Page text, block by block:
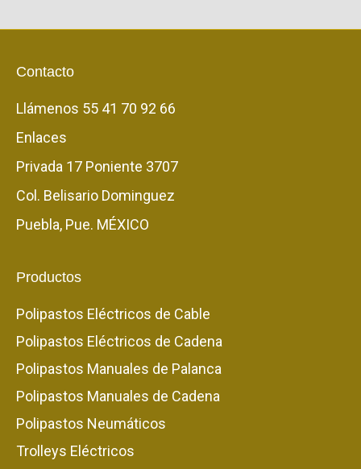
Contacto
Llámenos 55 41 70 92 66
Enlaces
Privada 17 Poniente 3707
Col. Belisario Dominguez
Puebla, Pue. MÉXICO
Productos
Polipastos Eléctricos de Cable
Polipastos Eléctricos de Cadena
Polipastos Manuales de Palanca
Polipastos Manuales de Cadena
Polipastos Neumáticos
Trolleys Eléctricos